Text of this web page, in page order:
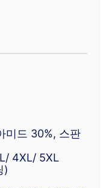
미드 30%, 스판
4XL/ 5XL
)